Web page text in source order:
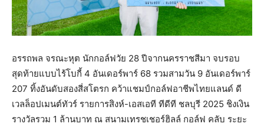
อรรถพล จรณะหุต นักกอล์ฟวัย 28 ปีจากนครราชสีมา จบรอบ
สุดท้ายแบบไร้โบกี้ 4 อันเดอร์พาร์ 68 รวมสามวัน 9 อันเดอร์พาร์
207 ทิ้งอันดับสองสี่สโตรก คว้าแชมป์กอล์ฟอาชีพไทยแลนด์ ดี
เวลล็อปเมนต์ทัวร์ รายการสิงห์-เอสเอที ทีดีที ชลบุรี 2025 ชิงเงิน
รางวัลรวม 1 ล้านบาท ณ สนามเทรชเชอร์ฮิลล์ กอล์ฟ คลับ ระยะ